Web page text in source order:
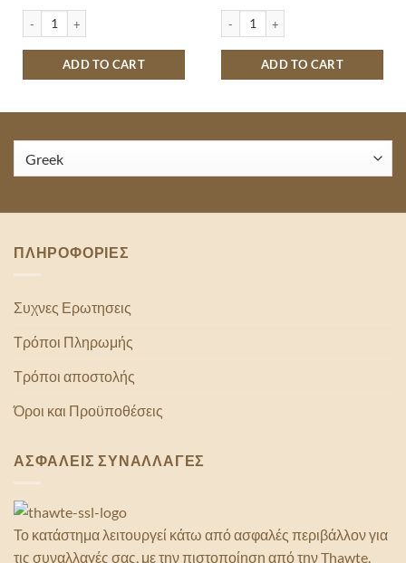
2ΠΛΟΓΕΜΙΣΤΑ ΠΑΠΑΔΟΠΟΥΛΟΥ ΚΡΕΜΑ 230GR quantity
ADD TO CART
ΓΕΜΙΣΤΑ ΠΑΠΑΔΟΠΟΥΛΟΥ ΛΕΜΟΝΙ
ADD TO CART
ΣΙΤΟΥ 140GR quantity
ΠΛΗΡΟΦΟΡΙΕΣ
Συχνες Ερωτησεις
Τρόποι Πληρωμής
Τρόποι αποστολής
Όροι και Προϋποθέσεις
ΑΣΦΑΛΕΙΣ ΣΥΝΑΛΛΑΓΕΣ
Το κατάστημα λειτουργεί κάτω από ασφαλές περιβάλλον για
τις συναλλαγές σας, με την πιστοποίηση από την Thawte.